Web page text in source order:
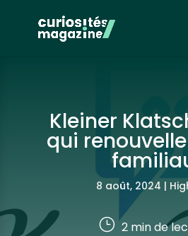
Kleiner
qui
8 août, 2024 |
} 2min de